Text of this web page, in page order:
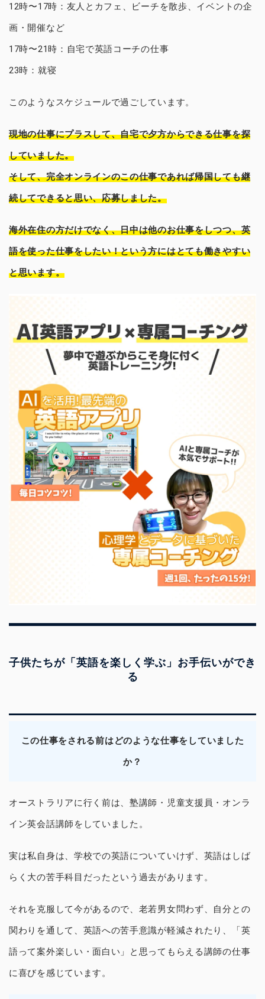
12時〜17時：友人とカフェ、ビーチを散歩、イベントの企
画・開催など
17時〜21時：自宅で英語コーチの仕事
23時：就寝
このようなスケジュールで過ごしています。
現地の仕事にプラスして、自宅で夕方からできる仕事を探
していました。
そして、完全オンラインのこの仕事であれば帰国しても継
続してできると思い、応募しました。
海外在住の方だけでなく、日中は他のお仕事をしつつ、英
語を使った仕事をしたい！という方にはとても働きやすい
と思います。
子供たちが「英語を楽しく学ぶ」お手伝いができ
る
この仕事をされる前はどのような仕事をしていました
か？
オーストラリアに行く前は、塾講師・児童支援員・オンラ
イン英会話講師をしていました。
実は私自身は、学校での英語についていけず、英語はしば
らく大の苦手科目だったという過去があります。
それを克服して今があるので、老若男女問わず、自分との
関わりを通して、英語への苦手意識が軽減されたり、「英
語って案外楽しい・面白い」と思ってもらえる講師の仕事
に喜びを感じています。